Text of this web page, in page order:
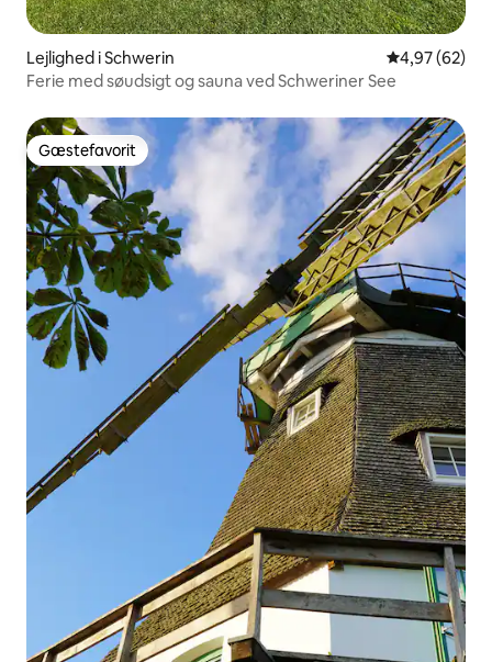
Lejlighed i Schwerin 4,97 ud af 5 i
4,97 (62)
Ferie med søudsigt og sauna ved Schweriner See
Gæstefavorit
Gæstefavorit